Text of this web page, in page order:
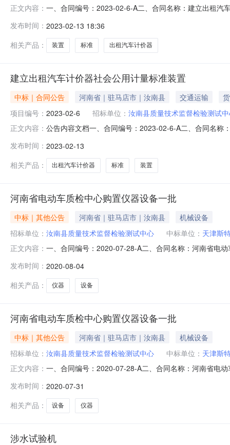
正文内容： 一、合同编号：2023-02-6-A二、合同名称：建立出租汽
司企业规模：中型地址：郑州高新区瑞达路62号2号楼1
发布时间： 2023-02-13 18:36
相关产品：
装置 标准 出租汽车计价器
建立出租汽车计价器社会公用计量标准装置
中标｜合同公告 河南省｜驻马店市｜汝南县 交通运输
项目编号： 2023-02-6 招标单位： 汝南县质量技术监督检验测试
正文内容： 公告内容文档一、合同编号：2023-02-6-A二、合同名称
量技术有限公司企业规模：中型地址：郑州高新区瑞达
发布时间： 2023-02-13
相关产品：
出租汽车计价器 标准 装置
河南省电动车质检中心购置仪器设备一批
中标｜其他公告 河南省｜驻马店市｜汝南县
机械设备
招标单位： 汝南县质量技术监督检验测试中心 中标单位： 天津斯
正文内容： 一、合同编号：2020-07-28-A二、合同名称：河南省电
址：天津市宁河区造甲城村(潘庄工业区B区)联系人：李
发布时间： 2020-08-04
相关产品：
仪器 设备
河南省电动车质检中心购置仪器设备一批
中标｜其他公告 河南省｜驻马店市｜汝南县
机械设备
招标单位： 汝南县质量技术监督检验测试中心 中标单位： 天津斯
正文内容： 一、合同编号：2020-07-28-A二、合同名称：河南省电
址：天津市宁河区造甲城村(潘庄工业区B区)联系人：李
发布时间： 2020-07-31
相关产品：
设备 仪器
涉水试验机